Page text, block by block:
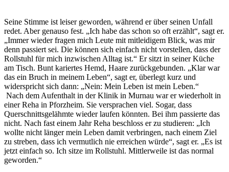
Seine Stimme ist leiser geworden, während er über seinen Unfall
redet. Aber genauso fest. „Ich habe das schon so oft erzählt“, sagt er.
„Immer wieder fragen mich Leute mit mitleidigem Blick, was mir
denn passiert sei. Die können sich einfach nicht vorstellen, dass der
Rollstuhl für mich inzwischen Alltag ist.“ Er sitzt in seiner Küche
am Tisch. Bunt kariertes Hemd, Haare zurückgebunden. „Klar war
das ein Bruch in meinem Leben“, sagt er, überlegt kurz und
widerspricht sich dann: „Nein: Mein Leben ist mein Leben.“
Nach dem Aufenthalt in der Klinik in Murnau war er wiederholt in
einer Reha in Pforzheim. Sie versprachen viel. Sogar, dass
Querschnittsgelähmte wieder laufen könnten. Bei ihm passierte das
nicht. Nach fast einem Jahr Reha beschloss er zu studieren: „Ich
wollte nicht länger mein Leben damit verbringen, nach einem Ziel
zu streben, dass ich vermutlich nie erreichen würde“, sagt er. „Es ist
jetzt einfach so. Ich sitze im Rollstuhl. Mittlerweile ist das normal
geworden.“